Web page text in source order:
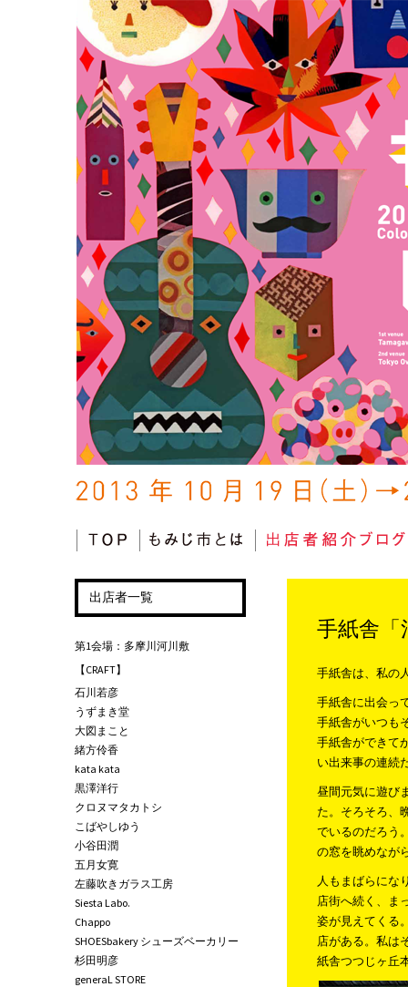
コンテンツへ移動
手紙舎
手紙舎は、私の
手紙舎に出会っ
手紙舎がいつも
手紙舎ができて
い出来事の連続
昼間元気に遊び
た。そろそろ、
でいるのだろう
の窓を眺めなが
人もまばらにな
店街へ続く、ま
姿が見えてくる
店がある。私は
紙舎つつじヶ丘
出店者一覧
第1会場：多摩川河川敷
【CRAFT】
石川若彦
うずまき堂
大図まこと
緒方伶香
kata kata
黒澤洋行
クロヌマタカトシ
こばやしゆう
小谷田潤
五月女寛
左藤吹きガラス工房
Siesta Labo.
Chappo
SHOESbakery シューズベーカリー
杉田明彦
generaL STORE